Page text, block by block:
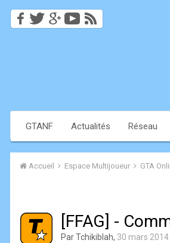
GTANF Actualités Réseau
Accueil Espace Multijoueur GTA
[FFAG] -
ParTchikiblah, 30 mars 2014